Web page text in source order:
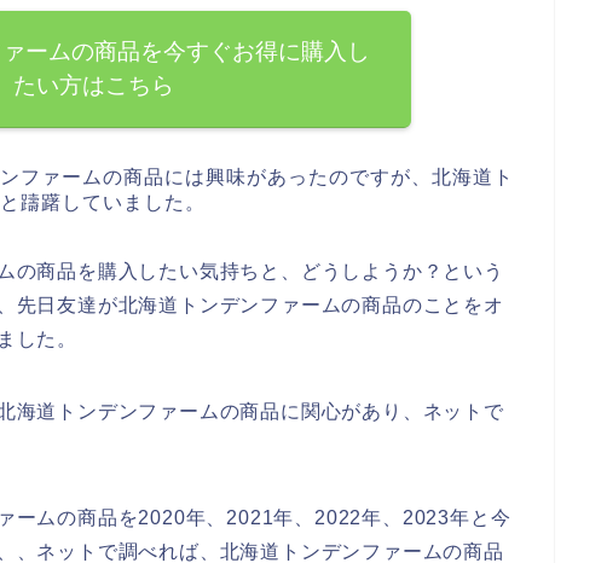
ームの商品を今すぐお得に購入し
たい方はこちら
ファームの商品には興味があったのですが、北海道ト
躊躇していました。
の商品を購入したい気持ちと、どうしようか？という
先日友達が北海道トンデンファームの商品のことをオ
した。
海道トンデンファームの商品に関心があり、ネットで
ームの商品を2020年、2021年、2022年、2023年と今
、ネットで調べれば、北海道トンデンファームの商品